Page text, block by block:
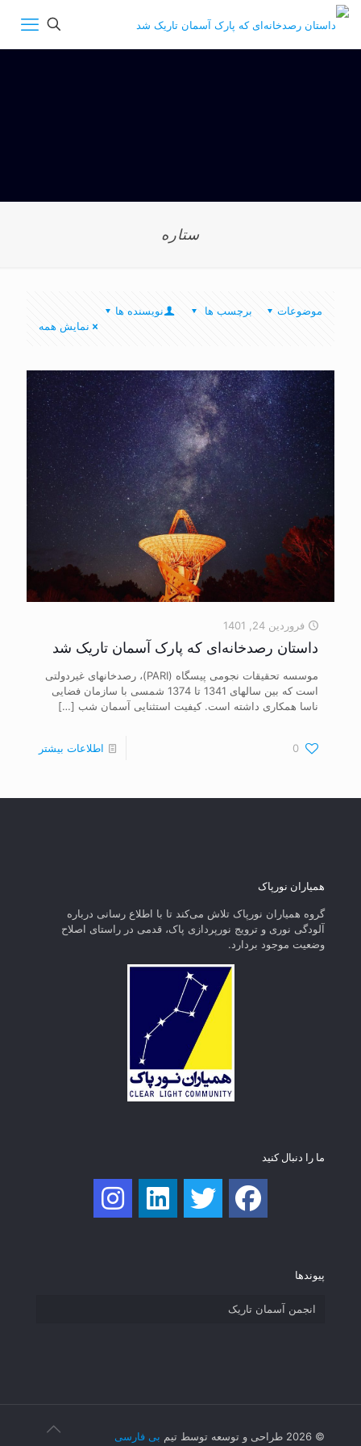
ستاره
موضوعات برچسب ها
نویسنده ها
نمایش همه
فروردین 24, 1401
داستان رصدخانه‌ای که پارک آسمان تاریک شد
موسسه تحقیقات نجومی پیسگاه (PARI)، رصدخانه‎ای غیردولتی
است که بین سال‎های 1341 تا 1374 شمسی با سازمان فضایی
ناسا همکاری داشته است. کیفیت استثنایی آسمان شب […]
0 اطلاعات بیشتر
همیاران نورپاک
گروه همیاران نورپاک تلاش می‌کند تا با اطلاع رسانی درباره
آلودگی نوری و ترویج نورپردازی پاک، قدمی در راستای‌ اصلاح
وضعیت موجود بردارد.
ما را دنبال کنید
پیوند‌ها
انجمن آسمان تاریک
© 2026 طراحی و توسعه توسط تیم بی فارسی